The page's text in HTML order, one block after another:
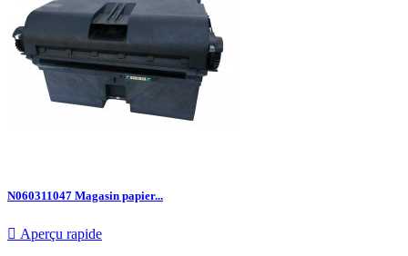
N060311047 Magasin papier...
 Aperçu rapide